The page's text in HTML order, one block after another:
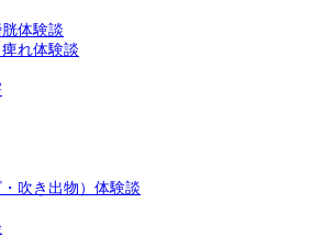
体験談
れ体験談
吹き出物）体験談